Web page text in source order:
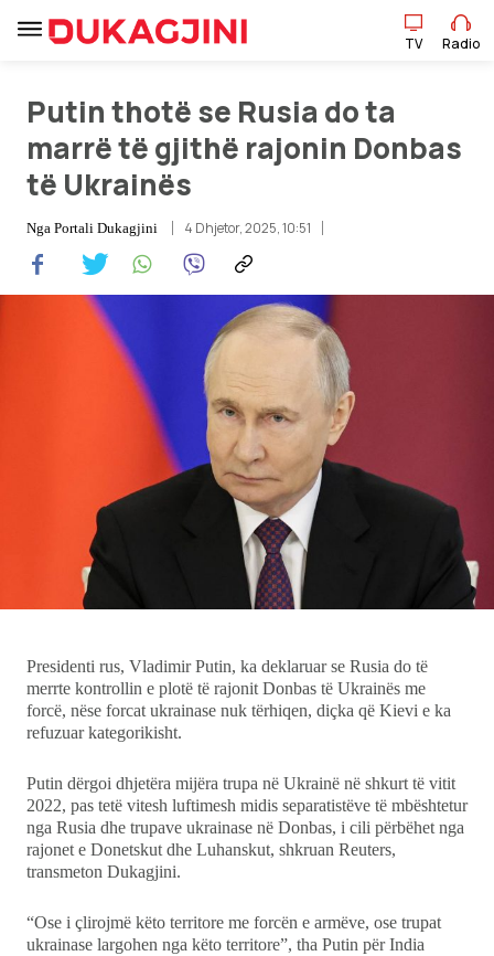
TV
Sport
Pikëpamje
Ekonomi
Teknologji
DuVideo
TV Radio
Putin thotë se Rusia do ta
marrë të gjithë rajonin Donbas
të Ukrainës
Nga Portali Dukagjini 4 Dhjetor, 2025, 10:51
Presidenti rus, Vladimir Putin, ka deklaruar se Rusia do të
merrte kontrollin e plotë të rajonit Donbas të Ukrainës me
forcë, nëse forcat ukrainase nuk tërhiqen, diçka që Kievi e ka
refuzuar kategorikisht.
Putin dërgoi dhjetëra mijëra trupa në Ukrainë në shkurt të vitit
2022, pas tetë vitesh luftimesh midis separatistëve të mbështetur
nga Rusia dhe trupave ukrainase në Donbas, i cili përbëhet nga
rajonet e Donetskut dhe Luhanskut, shkruan Reuters,
transmeton Dukagjini.
“Ose i çlirojmë këto territore me forcën e armëve, ose trupat
ukrainase largohen nga këto territore”, tha Putin për India